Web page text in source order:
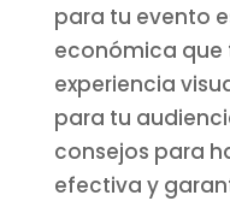
para tu evento
económica que
experiencia
para tu
consejos para
efectiva y